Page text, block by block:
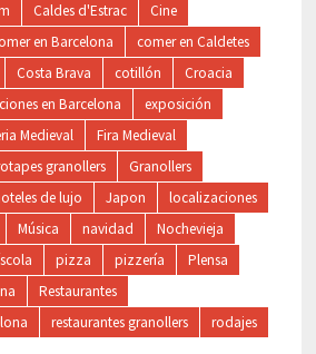
Caldes d'Estrac
Cine
en Barcelona
comer en Caldetes
Costa Brava cotillón
Croacia
en Barcelona
exposición
Medieval
Fira Medieval
granollers
Granollers
de lujo Japon
localizaciones
Música navidad
Nochevieja
pizza pizzería
Plensa
Restaurantes
restaurantes granollers
rodajes